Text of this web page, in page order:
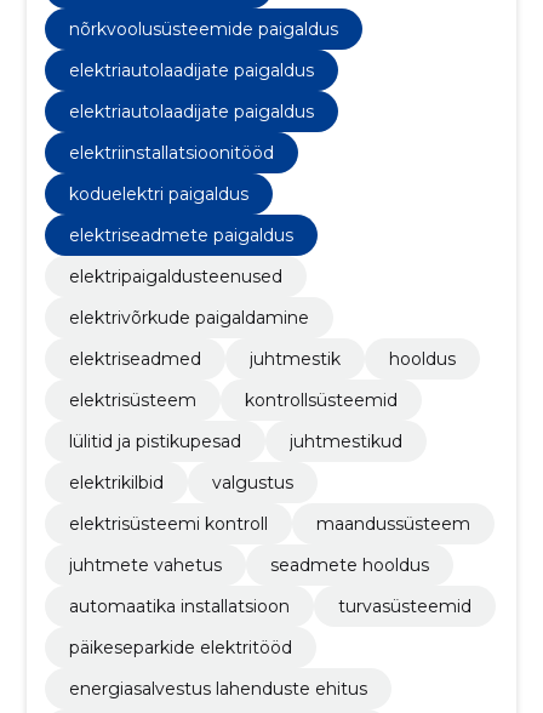
nõrkvoolusüsteemide paigaldus
elektriautolaadijate paigaldus
elektriautolaadijate paigaldus
elektriinstallatsioonitööd
koduelektri paigaldus
elektriseadmete paigaldus
elektripaigaldusteenused
elektrivõrkude paigaldamine
elektriseadmed
juhtmestik
hooldus
elektrisüsteem
kontrollsüsteemid
lülitid ja pistikupesad
juhtmestikud
elektrikilbid
valgustus
elektrisüsteemi kontroll
maandussüsteem
juhtmete vahetus
seadmete hooldus
automaatika installatsioon
turvasüsteemid
päikeseparkide elektritööd
energiasalvestus lahenduste ehitus